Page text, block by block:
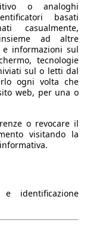
o analoghi
basati
casualmente,
ad altre
informazioni sul
tecnologie
sul o letti dal
ogni volta che
web, per una o
o revocare il
visitando la
identificazione